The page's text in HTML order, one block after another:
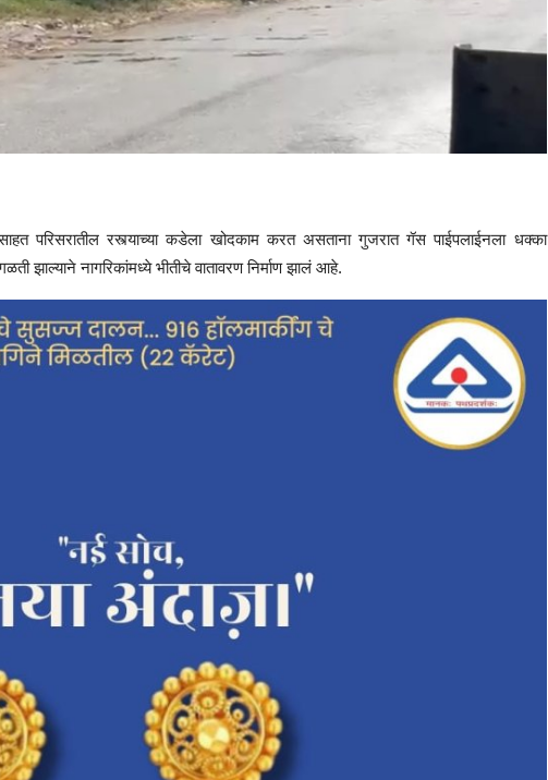
परिसरातील रस्त्याच्या कडेला खोदकाम करत असताना गुजरात गॅस पाईपलाईनला धक्का
झाल्याने नागरिकांमध्ये भीतीचे वातावरण निर्माण झालं आहे.